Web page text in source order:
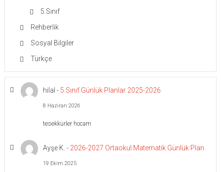
5.Sınıf
Rehberlik
Sosyal Bilgiler
Türkçe
hilal - 5.Sınıf Günlük Planlar 2025-2026
8 Haziran 2026
tesekkürler hocam
Ayşe K. - 2026-2027 Ortaokul Matematik Günlük Plan
19 Ekim 2025